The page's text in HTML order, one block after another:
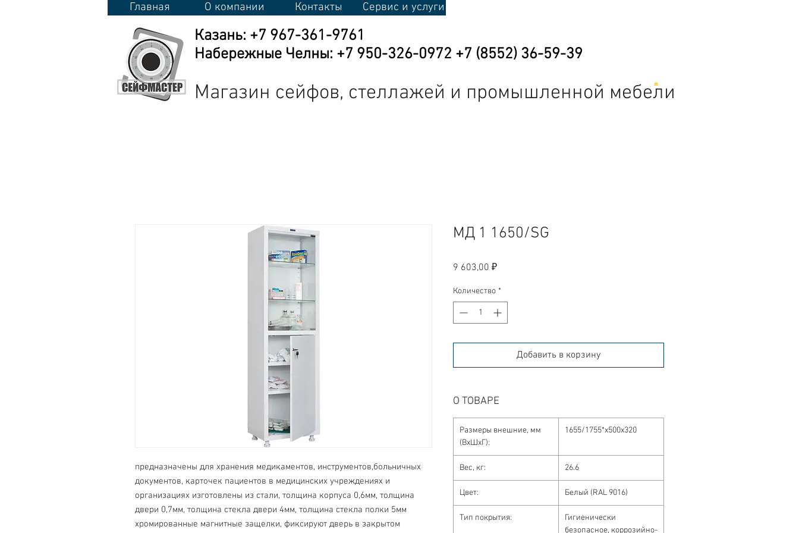
О компании Контакты Сервис и услуги
Главная
Казань: +7 967-361-9761
Набережные Челны: +7 950-326-0972 +7 (8552) 36-59-39
Магазин сейфов, стеллажей и промышленной мебели
предназначены для хранения медикаментов, инструментов,больничных
документов, карточек пациентов в медицинских учреждениях и
организациях изготовлены из стали, толщина корпуса 0,6мм, толщина
двери 0,7мм, толщина стекла двери 4мм, толщина стекла полки 5мм
хромированные магнитные защелки, фиксируют дверь в закрытом
МД 1 1650/SG
9 603,00 ₽Цена
Количество *
Добавить в корзину
О ТОВАРЕ
Размеры внешние, мм
(ВхШхГ):
1655/1755*x500x320
Вес, кг: 26.6
Цвет: Белый (RAL 9016)
Тип покрытия:
Гигиенически
безопасное, коррозийно-